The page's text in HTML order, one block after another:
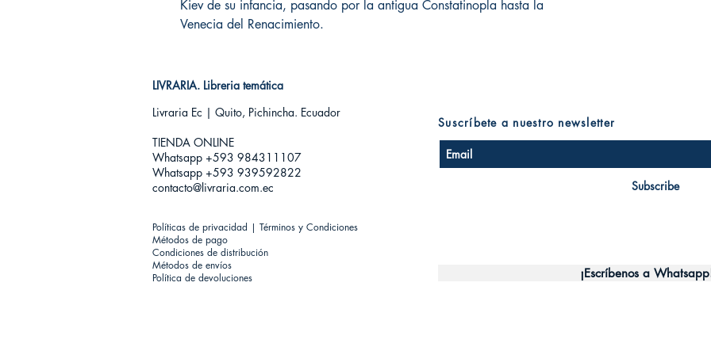
Kiev de su infancia, pasando por la antigua Constatinopla hasta la
Venecia del Renacimiento.
LIVRARIA. Libreria temática
Livraria Ec | Quito, Pichincha. Ecuador
TIENDA ONLINE​
Whatsapp +593 984311107
Whatsapp +593 939592822
contacto@livraria.com.ec
Políticas de privacidad | Términos y Condiciones
Métodos de pago
Condiciones de distribución
Métodos de envíos
Política de devoluciones
Subscribe
Suscríbete a nuestro newsletter
¡Escríbenos a